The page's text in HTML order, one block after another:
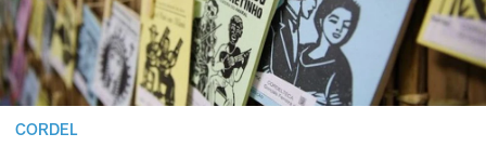
CORDEL